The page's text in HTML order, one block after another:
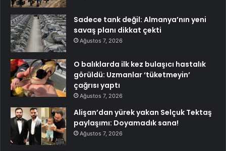
Sadece tank değil: Almanya’nın yeni
savaş planı dikkat çekti
Ağustos 7, 2026
O balıklarda ilk kez bulaşıcı hastalık
görüldü: Uzmanlar ‘tüketmeyin’
çağrısı yaptı
Ağustos 7, 2026
Alişan’dan yürek yakan Selçuk Tektaş
paylaşımı: Doyamadık sana!
Ağustos 7, 2026